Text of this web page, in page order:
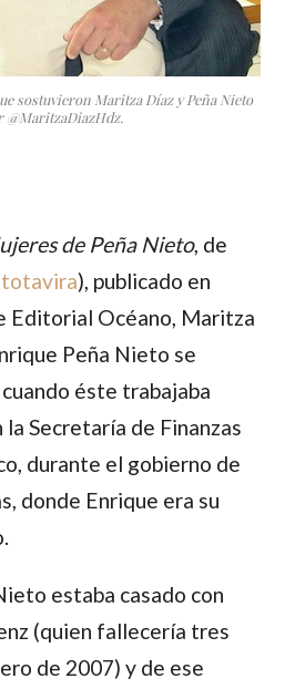
sostuvieron Maritza Díaz y Peña Nieto
de Peña Nieto, de
), publicado en
Editorial Océano, Maritza
Peña Nieto se
éste trabajaba
Secretaría de Finanzas
durante el gobierno de
donde Enrique era su
estaba casado con
(quien fallecería tres
de 2007) y de ese